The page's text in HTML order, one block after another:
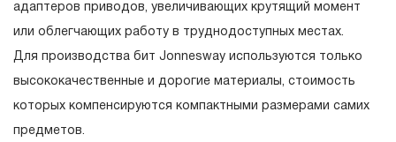
адаптеров приводов, увеличивающих крутящий момент
или облегчающих работу в труднодоступных местах.
Для производства бит Jonnesway используются только
высококачественные и дорогие материалы, стоимость
которых компенсируются компактными размерами самих
предметов.
установлено, что производитель использовал при
изготовлении изделия некачественные материалы или